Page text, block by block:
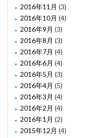
2016年11月 (3)
2016年10月 (4)
2016年9月 (3)
2016年8月 (3)
2016年7月 (4)
2016年6月 (4)
2016年5月 (3)
2016年4月 (5)
2016年3月 (4)
2016年2月 (4)
2016年1月 (2)
2015年12月 (4)